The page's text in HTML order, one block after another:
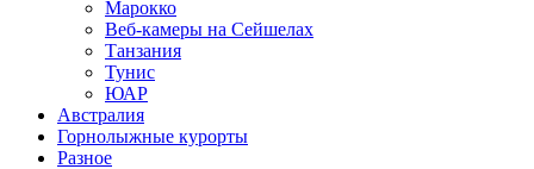
Марокко
Веб-камеры на Сейшелах
Танзания
Тунис
ЮАР
Австралия
Горнолыжные курорты
Разное